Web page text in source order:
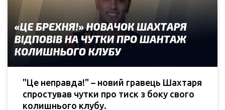
"Це неправда!" – новий гравець Шахтаря
спростував чутки про тиск з боку свого
колишнього клубу.